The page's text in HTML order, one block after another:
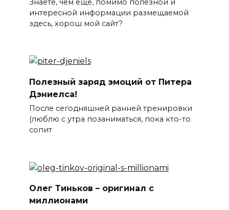
интересной информации размещаемой
здесь, хорош мой сайт?
Полезный заряд эмоций от Питера
Дэниелса!
После сегодняшней ранней тренировки
(люблю с утра позаниматься, пока кто-то
сопит
Олег Тиньков – оригинал с
миллионами